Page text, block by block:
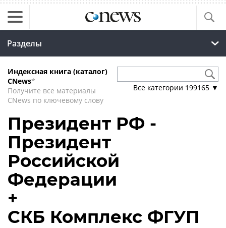
Разделы
Индексная книга (каталог)
CNews*
Получите все материалы
CNews по ключевому слову
Все категории 199165 ▼
Президент РФ -
Президент
Российской
Федерации
+
СКБ Комплекс ФГУП